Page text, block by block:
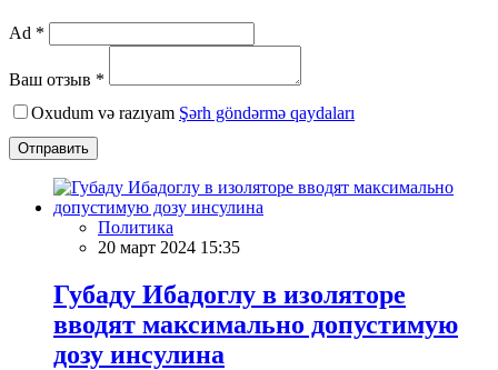
Ad *
Ваш отзыв *
Oxudum və razıyam Şərh göndərmə qaydaları
Отправить
Политика
20 март 2024 15:35
Губаду Ибадоглу в изоляторе
вводят максимально допустимую
дозу инсулина